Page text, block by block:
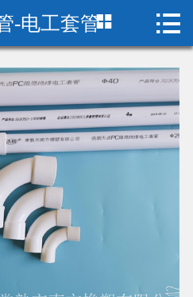
 首页
产品中心
新闻中心
-电工套管 